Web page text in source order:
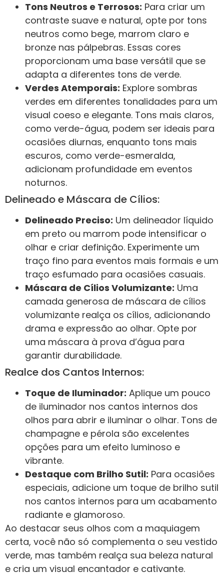
Tons Neutros e Terrosos: Para criar um
contraste suave e natural, opte por tons
neutros como bege, marrom claro e
bronze nas pálpebras. Essas cores
proporcionam uma base versátil que se
adapta a diferentes tons de verde.
Verdes Atemporais: Explore sombras
verdes em diferentes tonalidades para um
visual coeso e elegante. Tons mais claros,
como verde-água, podem ser ideais para
ocasiões diurnas, enquanto tons mais
escuros, como verde-esmeralda,
adicionam profundidade em eventos
noturnos.
Delineado e Máscara de Cílios:
Delineado Preciso: Um delineador líquido
em preto ou marrom pode intensificar o
olhar e criar definição. Experimente um
traço fino para eventos mais formais e um
traço esfumado para ocasiões casuais.
Máscara de Cílios Volumizante: Uma
camada generosa de máscara de cílios
volumizante realça os cílios, adicionando
drama e expressão ao olhar. Opte por
uma máscara à prova d’água para
garantir durabilidade.
Realce dos Cantos Internos:
Toque de Iluminador: Aplique um pouco
de iluminador nos cantos internos dos
olhos para abrir e iluminar o olhar. Tons de
champagne e pérola são excelentes
opções para um efeito luminoso e
vibrante.
Destaque com Brilho Sutil: Para ocasiões
especiais, adicione um toque de brilho sutil
nos cantos internos para um acabamento
radiante e glamoroso.
Ao destacar seus olhos com a maquiagem
certa, você não só complementa o seu vestido
verde, mas também realça sua beleza natural
e cria um visual encantador e cativante.